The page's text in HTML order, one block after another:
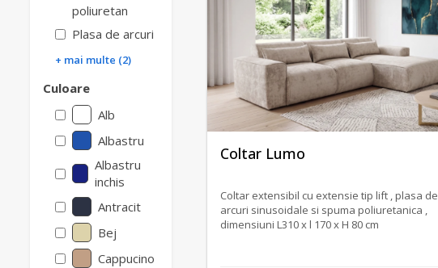
poliuretan
Plasa de arcuri
+ mai multe (2)
Culoare
Alb
Albastru
Albastru
inchis
Antracit
Bej
Cappucino
Coltar Lumo
Coltar extensibil cu extensie tip lift , plasa de
arcuri sinusoidale si spuma poliuretanica ,
dimensiuni L310 x l 170 x H 80 cm